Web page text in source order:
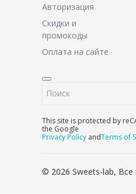
Авторизация
Скидки и
промокоды
Оплата на сайте
This site is protected by
the Google
Privacy Policy andTerms of
© 2026 Sweets-lab,